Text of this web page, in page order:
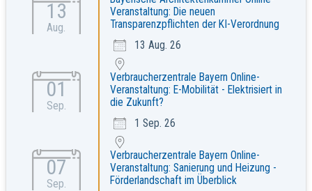
13
Aug.
Veranstaltung: Die neuen
Transparenzpflichten der KI-Verordnung
13 Aug. 26
01
Sep.
Verbraucherzentrale Bayern Online-
Veranstaltung: E-Mobilität - Elektrisiert in
die Zukunft?
1 Sep. 26
07
Sep.
Verbraucherzentrale Bayern Online-
Veranstaltung: Sanierung und Heizung -
Förderlandschaft im Überblick